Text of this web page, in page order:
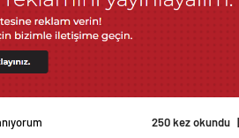
250 kez okundu |